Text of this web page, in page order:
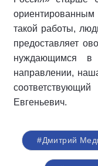
ориентированным
такой работы,
предоставляет
нуждающимся
направлении,
Евгеньевич.
#Дмитрий